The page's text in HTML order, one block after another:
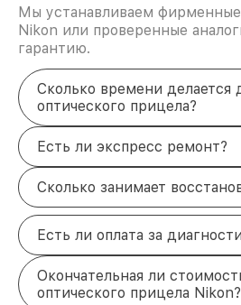
Мы устанавливаем
Nikon или проверенные
гарантию.
Сколько времени делается
оптического прицела?
Есть ли экспресс ремонт?
Сколько занимает
Есть ли оплата за
Окончательная ли
оптического прицела Nikon?